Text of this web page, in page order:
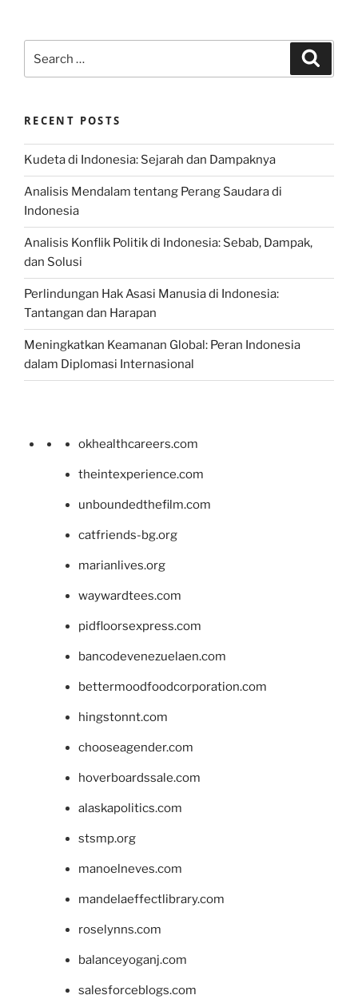
for:
RECENT POSTS
Kudeta di Indonesia: Sejarah dan Dampaknya
Analisis Mendalam tentang Perang Saudara di
Indonesia
Analisis Konflik Politik di Indonesia: Sebab, Dampak,
dan Solusi
Perlindungan Hak Asasi Manusia di Indonesia:
Tantangan dan Harapan
Meningkatkan Keamanan Global: Peran Indonesia
dalam Diplomasi Internasional
okhealthcareers.com
theintexperience.com
unboundedthefilm.com
catfriends-bg.org
marianlives.org
waywardtees.com
pidfloorsexpress.com
bancodevenezuelaen.com
bettermoodfoodcorporation.com
hingstonnt.com
chooseagender.com
hoverboardssale.com
alaskapolitics.com
stsmp.org
manoelneves.com
mandelaeffectlibrary.com
roselynns.com
balanceyoganj.com
salesforceblogs.com